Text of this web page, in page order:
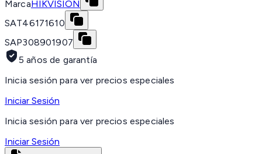
MarcaHIKVISION
SAT46171610
SAP308901907
5 años de garantía
Inicia sesión para ver precios especiales
Iniciar Sesión
Inicia sesión para ver precios especiales
Iniciar Sesión